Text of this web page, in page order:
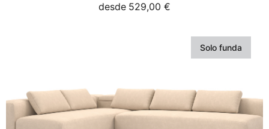
desde 529,00 €
Solo funda